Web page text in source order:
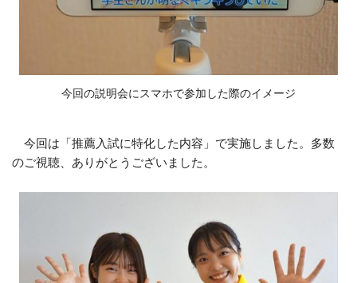
今回の説明会にスマホで参加した際のイメージ
今回は「推薦入試に特化した内容」で実施しました。多数
のご視聴、ありがとうございました。